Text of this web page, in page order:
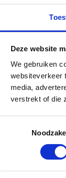
Deze website
We gebruiken
websiteverkeer
media,
verstrekt of die
Onze